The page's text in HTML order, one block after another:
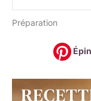
Préparation